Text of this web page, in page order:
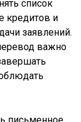
список
кредитов и
заявлений.
важно